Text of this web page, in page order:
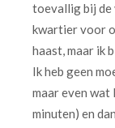
toevallig bij de
kwartier voor
haast, maar ik
Ik heb geen
maar even wat
minuten) en